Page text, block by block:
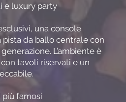
e luxury party
una console
pista da ballo centrale con
L’ambiente è
tavoli riservati e un
più famosi